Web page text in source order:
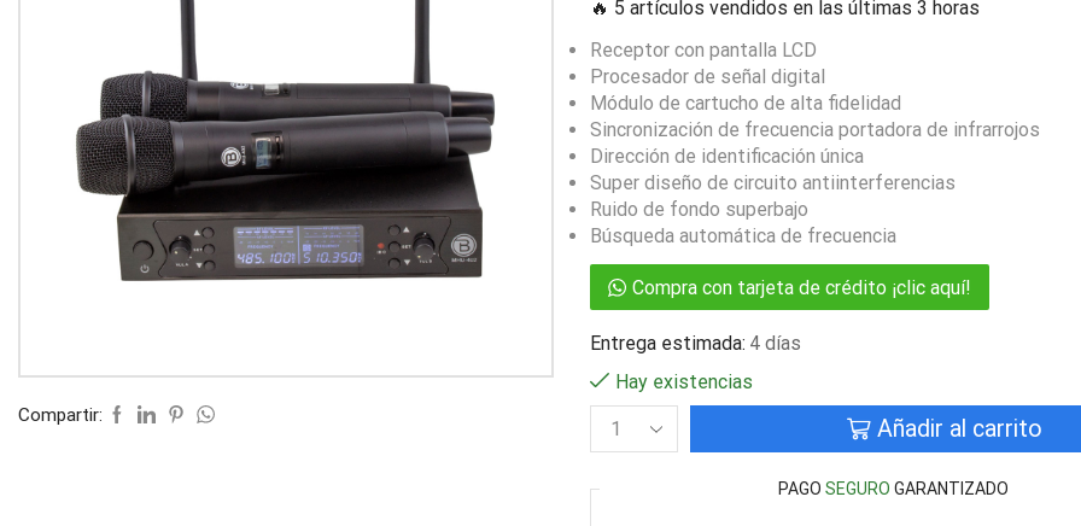
Compartir:
🔥 5 artículos vendidos en las últimas 3 horas
Receptor con pantalla LCD
Procesador de señal digital
Módulo de cartucho de alta fidelidad
Sincronización de frecuencia portadora de infrarrojos
Dirección de identificación única
Super diseño de circuito antiinterferencias
Ruido de fondo superbajo
Búsqueda automática de frecuencia
Compra con tarjeta de crédito ¡clic aquí!
Entrega estimada: 4 días
Hay existencias
Añadir al carrito
PAGOSEGURO GARANTIZADO